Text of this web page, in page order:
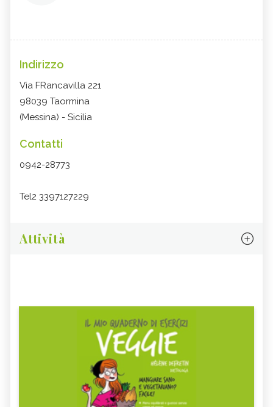
Indirizzo
Via FRancavilla 221
98039 Taormina
(Messina) - Sicilia
Contatti
0942-28773
Tel2 3397127229
Attività